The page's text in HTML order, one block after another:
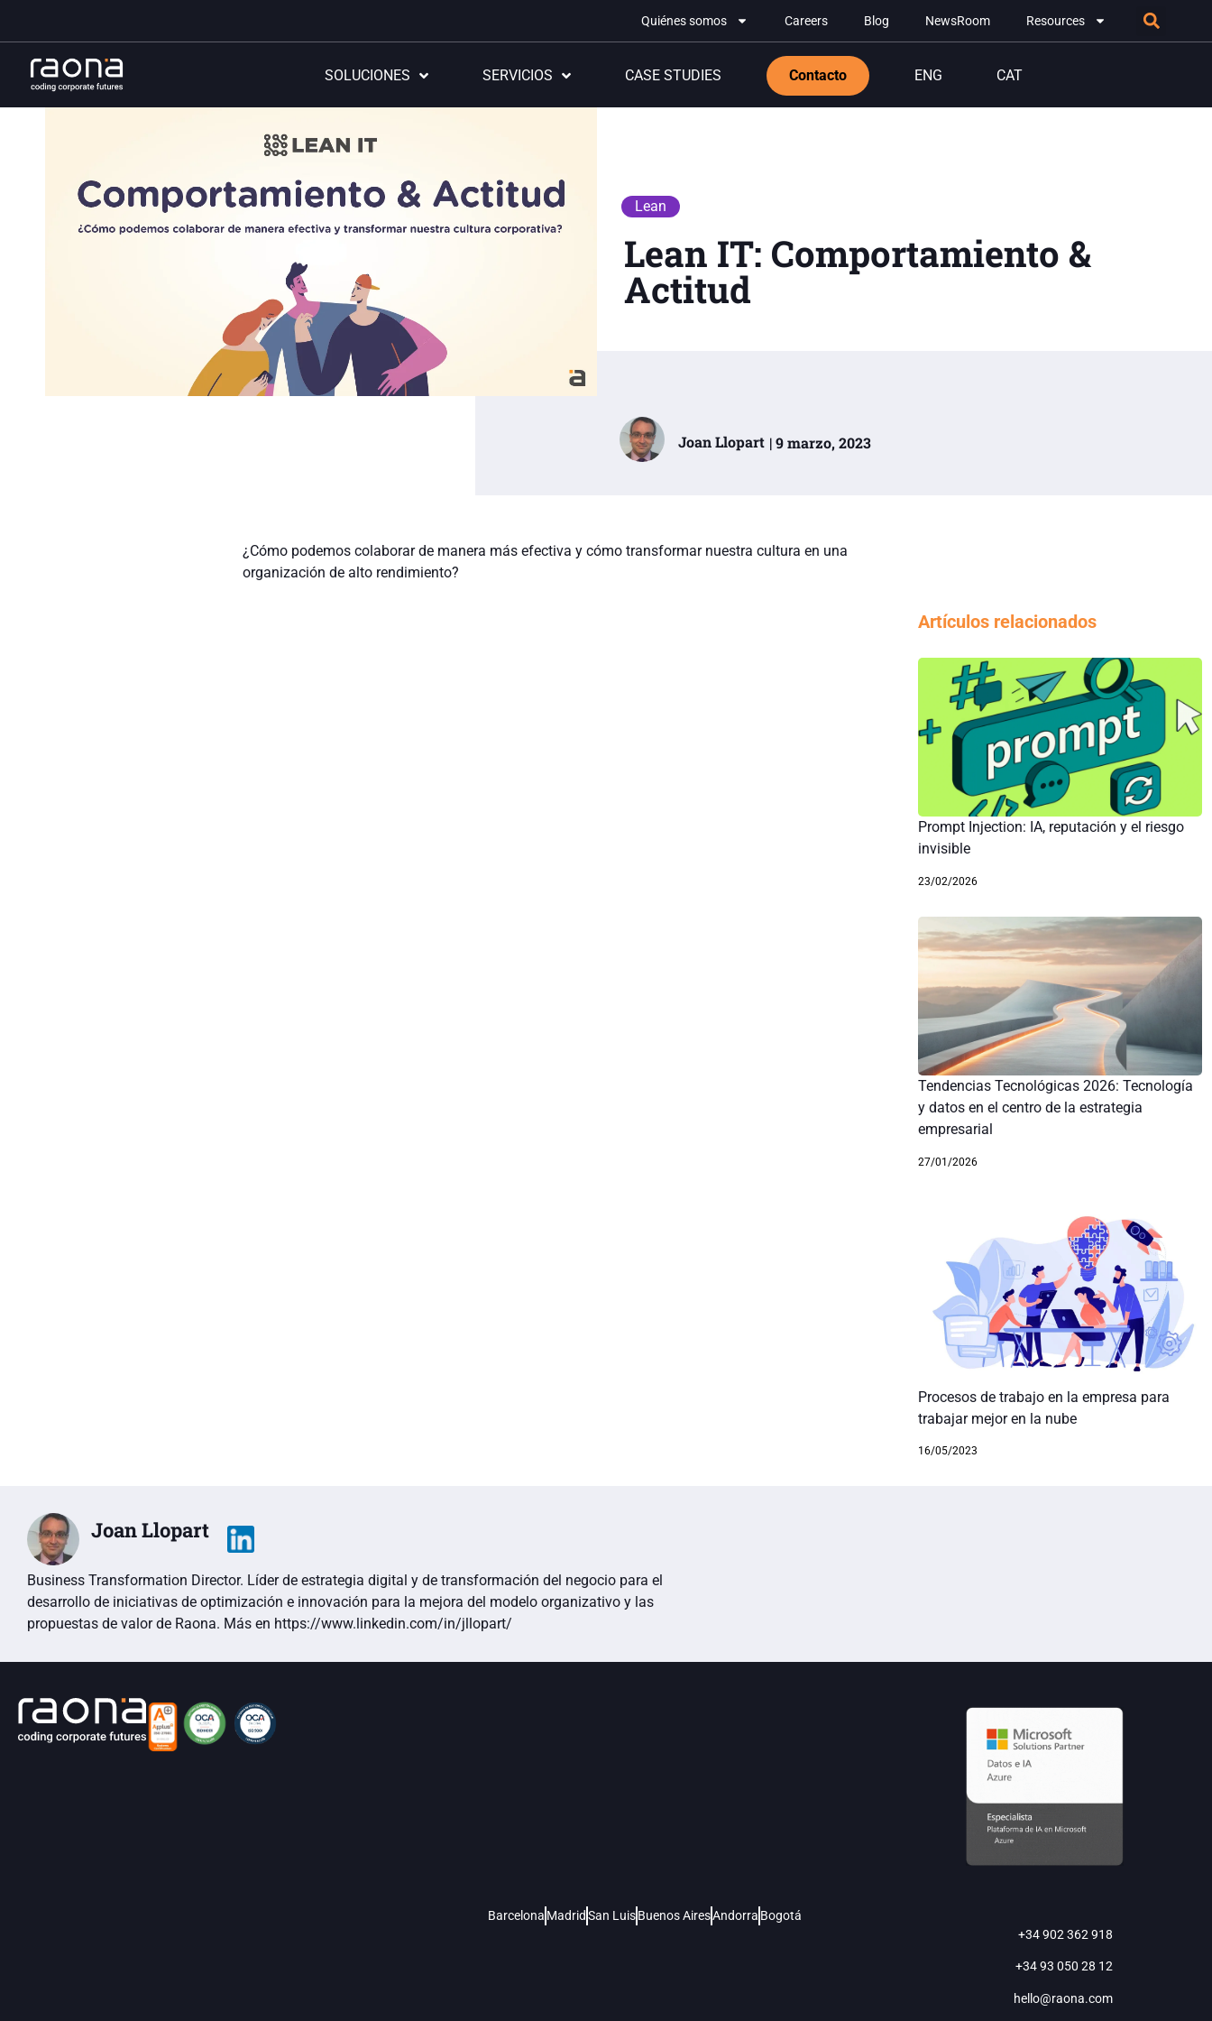
Quiénes somos Careers Blog NewsRoom Resources
SOLUCIONES SERVICIOS CASE STUDIES Contacto ENG CAT
Lean
Lean IT: Comportamiento &
Actitud
Joan Llopart | 9 marzo, 2023
¿Cómo podemos colaborar de manera más efectiva y cómo transformar nuestra cultura en una
organización de alto rendimiento?
Artículos relacionados
Prompt Injection: IA, reputación y el riesgo
invisible
23/02/2026
Tendencias Tecnológicas 2026: Tecnología
y datos en el centro de la estrategia
empresarial
27/01/2026
Procesos de trabajo en la empresa para
trabajar mejor en la nube
16/05/2023
Joan Llopart
Business Transformation Director. Líder de estrategia digital y de transformación del negocio para el
desarrollo de iniciativas de optimización e innovación para la mejora del modelo organizativo y las
propuestas de valor de Raona. Más en https://www.linkedin.com/in/jllopart/
Barcelona MadridSan Luis Buenos AiresAndorra Bogotá
+34 902 362 918
+34 93 050 28 12
hello@raona.com